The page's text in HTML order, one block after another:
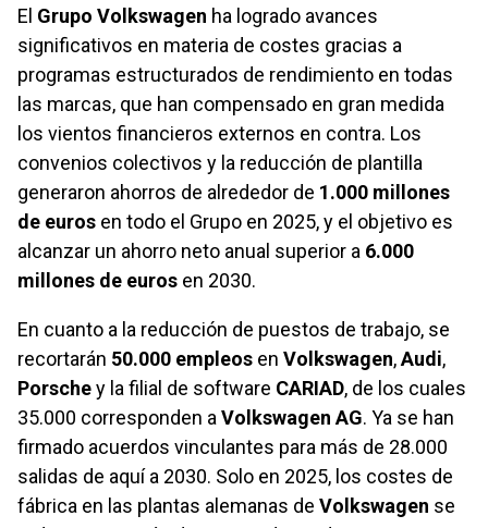
El Grupo Volkswagen ha logrado avances
significativos en materia de costes gracias a
programas estructurados de rendimiento en todas
las marcas, que han compensado en gran medida
los vientos financieros externos en contra. Los
convenios colectivos y la reducción de plantilla
generaron ahorros de alrededor de 1.000 millones
de euros en todo el Grupo en 2025, y el objetivo es
alcanzar un ahorro neto anual superior a 6.000
millones de euros en 2030.
En cuanto a la reducción de puestos de trabajo, se
recortarán 50.000 empleos en Volkswagen,Audi,
Porschey la filial de software CARIAD, de los cuales
35.000 corresponden a Volkswagen AG. Ya se han
firmado acuerdos vinculantes para más de 28.000
salidas de aquí a 2030. Solo en 2025, los costes de
fábrica en las plantas alemanas de Volkswagen se